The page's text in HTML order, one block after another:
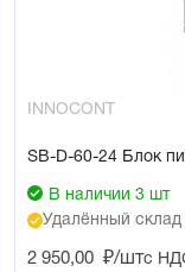
INNOCONT
SB-D-60-24 Блок
В наличии 3 шт
Удалённый
2 950,00 ₽/штс